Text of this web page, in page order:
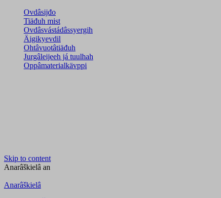
Ovdâsijđo
Tiäđuh mist
Ovdâsvástádâssyergih
Äigikyevdil
Ohtâvuotâtiäđuh
Jurgâleijeeh já tuulhah
Oppâmaterialkävppi
Skip to content
Anarâškielâ an
Anarâškielâ